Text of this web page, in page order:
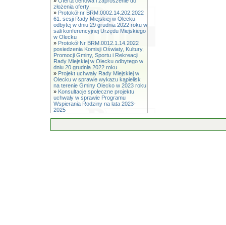
złożenia oferty
» Protokół nr BRM.0002.14.202.2022
61. sesji Rady Miejskiej w Olecku
odbytej w dniu 29 grudnia 2022 roku w
sali konferencyjnej Urzędu Miejskiego
w Olecku
» Protokół Nr BRM.0012.1.14.2022
posiedzenia Komisji Oświaty, Kultury,
Promocji Gminy, Sportu i Rekreacji
Rady Miejskiej w Olecku odbytego w
dniu 20 grudnia 2022 roku
» Projekt uchwały Rady Miejskiej w
Olecku w sprawie wykazu kąpielisk
na terenie Gminy Olecko w 2023 roku
» Konsultacje społeczne projektu
uchwały w sprawie Programu
Wspierania Rodziny na lata 2023-
2025